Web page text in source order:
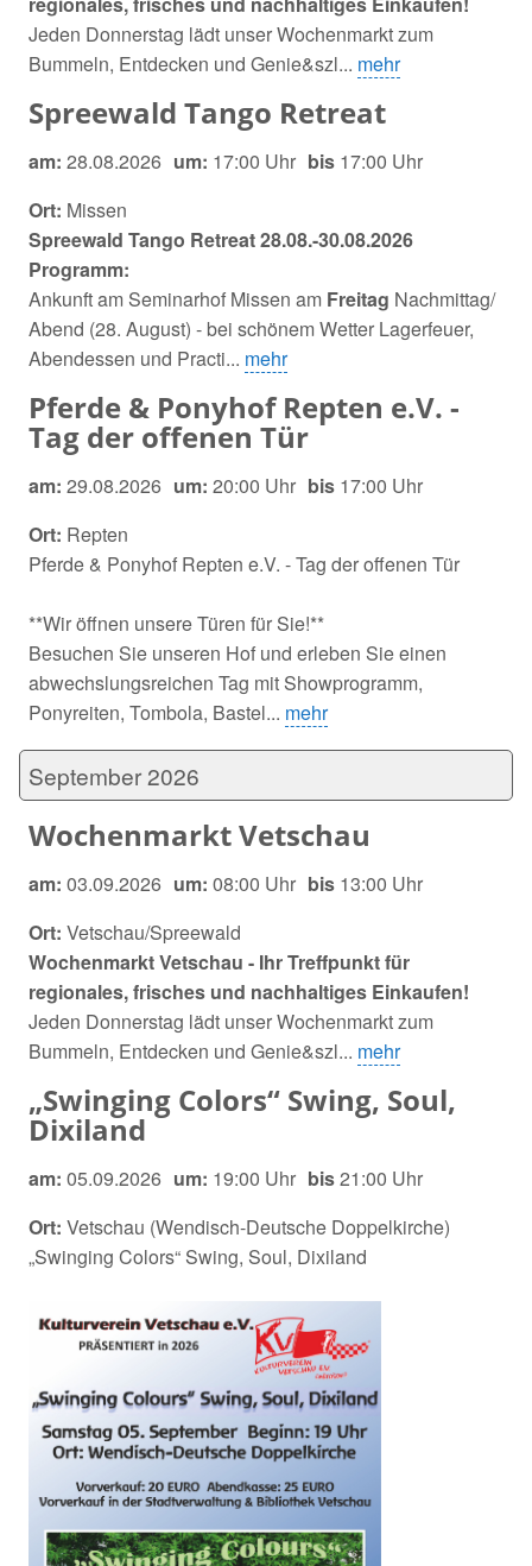
Jeden Donnerstag lädt unser Wochenmarkt zum
Bummeln, Entdecken und Genie&szl... mehr
Spreewald Tango Retreat
am: 28.08.2026 um: 17:00 Uhr bis 17:00 Uhr
Ort: Missen
Spreewald Tango Retreat 28.08.-30.08.2026
Programm:
Ankunft am Seminarhof Missen am Freitag Nachmittag/
Abend (28. August) - bei schönem Wetter Lagerfeuer,
Abendessen und Practi... mehr
Pferde & Ponyhof Repten e.V. -
Tag der offenen Tür
am: 29.08.2026 um: 20:00 Uhr bis 17:00 Uhr
Ort: Repten
Pferde & Ponyhof Repten e.V. - Tag der offenen Tür
**Wir öffnen unsere Türen für Sie!**
Besuchen Sie unseren Hof und erleben Sie einen
abwechslungsreichen Tag mit Showprogramm,
Ponyreiten, Tombola, Bastel... mehr
September 2026
Wochenmarkt Vetschau
am: 03.09.2026 um: 08:00 Uhr bis 13:00 Uhr
Ort: Vetschau/Spreewald
Wochenmarkt Vetschau - Ihr Treffpunkt für
regionales, frisches und nachhaltiges Einkaufen!
Jeden Donnerstag lädt unser Wochenmarkt zum
Bummeln, Entdecken und Genie&szl... mehr
„Swinging Colors“ Swing, Soul,
Dixiland
am: 05.09.2026 um: 19:00 Uhr bis21:00 Uhr
Ort: Vetschau (Wendisch-Deutsche Doppelkirche)
„Swinging Colors“ Swing, Soul, Dixiland